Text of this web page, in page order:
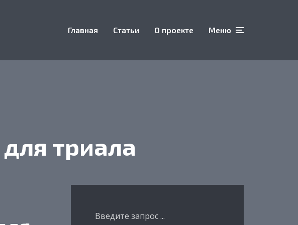
Главная Статьи О проекте Меню
триала